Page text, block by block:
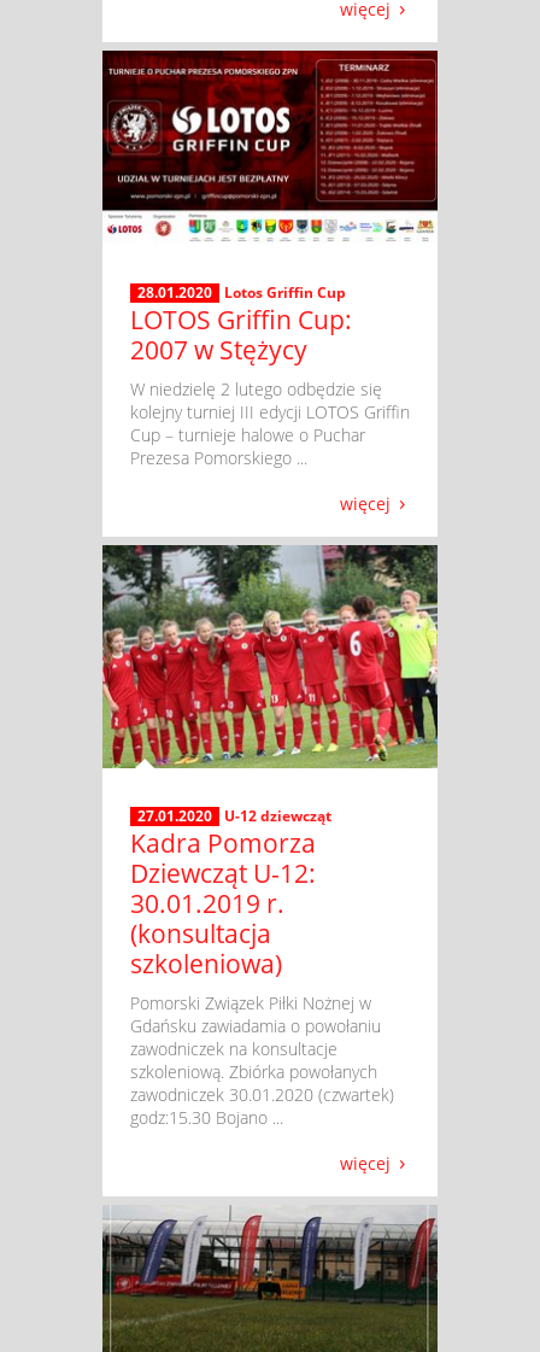
więcej
28.01.2020 Lotos Griffin Cup
LOTOS Griffin Cup:
2007 w Stężycy
​ W niedzielę 2 lutego odbędzie się
kolejny turniej III edycji LOTOS Griffin
Cup – turnieje halowe o Puchar
Prezesa Pomorskiego ...
więcej
27.01.2020 U-12 dziewcząt
Kadra Pomorza
Dziewcząt U-12:
30.01.2019 r.
(konsultacja
szkoleniowa)
​ Pomorski Związek Piłki Nożnej w
Gdańsku zawiadamia o powołaniu
zawodniczek na konsultacje
szkoleniową. Zbiórka powołanych
zawodniczek 30.01.2020 (czwartek)
godz:15.30 Bojano ...
więcej